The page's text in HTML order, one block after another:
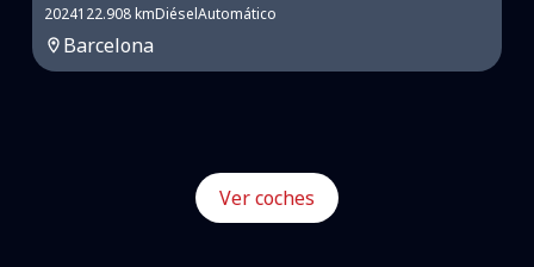
2024122.908 kmDiéselAutomático
Barcelona
Ver coches